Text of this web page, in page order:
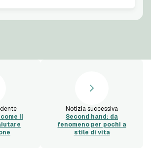
il
Notizia successiva
Second hand: da
fenomeno per pochi a
stile di vita